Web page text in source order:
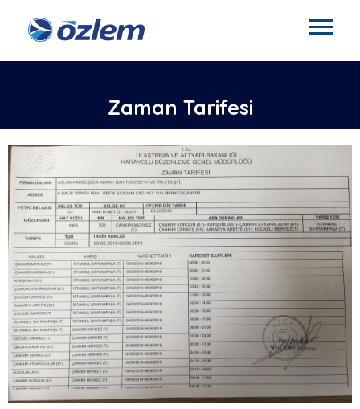
Zaman Tarifesi